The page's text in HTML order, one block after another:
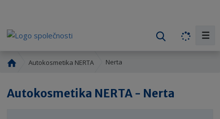
d
☰
d
Autokosmetika NERTA Nerta
Autokosmetika NERTA - Nerta